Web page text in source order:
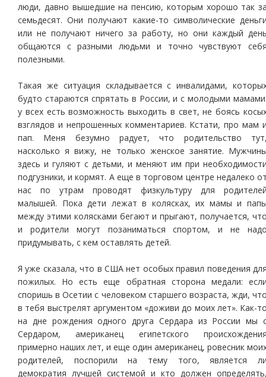
люди, давно вышедшие на пенсию, которым хорошо так
семьдесят. Они получают какие-то символические
или не получают ничего за работу, но они каждый
общаются с разными людьми и точно чувствуют
полезными.
Такая же ситуация складывается с инвалидами,
будто стараются спрятать в России, и с молодыми
у всех есть возможность выходить в свет, не боясь
взглядов и непрошенных комментариев. Кстати, про мам
пап. Меня безумно радует, что родительство
насколько я вижу, не только женское занятие.
здесь и гуляют с детьми, и меняют им при
подгузники, и кормят. А еще в торговом центре недалеко
нас по утрам проводят физкультуру для
малышей. Пока дети лежат в колясках, их мамы и
между этими колясками бегают и прыгают, получается,
и родители могут позаниматься спортом, и не
придумывать, с кем оставлять детей.
Я уже сказала, что в США нет особых правил поведения
пожилых. Но есть еще обратная сторона медали:
споришь в Осетии с человеком старшего возраста, жди,
в тебя выстрелят аргументом «доживи до моих лет». Как-
на дне рождения одного друга Сердара из России мы
Сердаром, американец египетского
примерно наших лет, и еще один американец, ровесник
родителей, поспорили на тему того, является
демократия лучшей системой и кто должен